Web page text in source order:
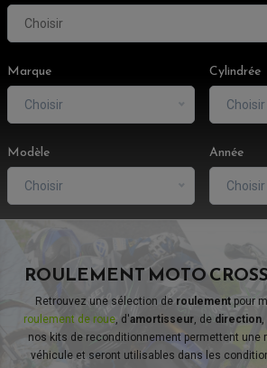
Choisir
Marque
Choisir
Cylindrée
Choisir
Modèle
Choisir
Année
Choisir
ROULEMENT MOTO
Retrouvez une sélection de roulement pour
roulement de roue, d'amortisseur, de direction
nos kits de reconditionnement permettent une
véhicule et seront utilisables dans les